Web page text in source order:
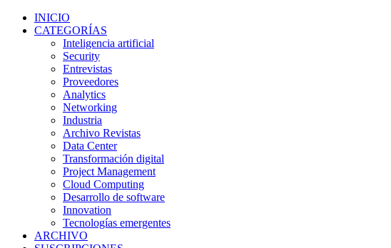
INICIO
CATEGORÍAS
Inteligencia artificial
Security
Entrevistas
Proveedores
Analytics
Networking
Industria
Archivo Revistas
Data Center
Transformación digital
Project Management
Cloud Computing
Desarrollo de software
Innovation
Tecnologías emergentes
ARCHIVO